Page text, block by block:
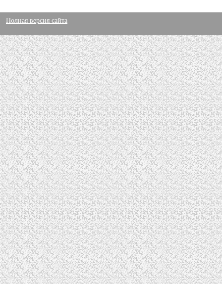
Полная версия сайта